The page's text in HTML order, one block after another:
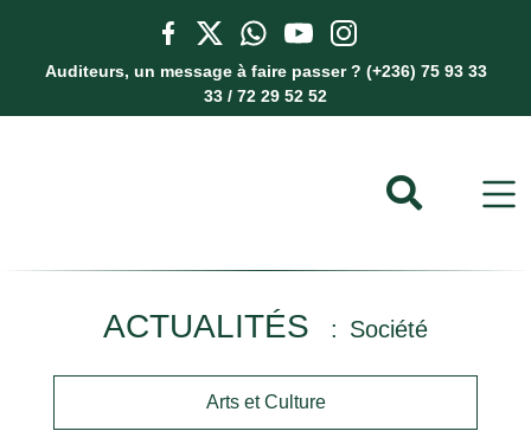
Auditeurs, un message à faire passer ? (+236) 75 93 33
33 / 72 29 52 52
ACTUALITÉS Société
Arts et Culture